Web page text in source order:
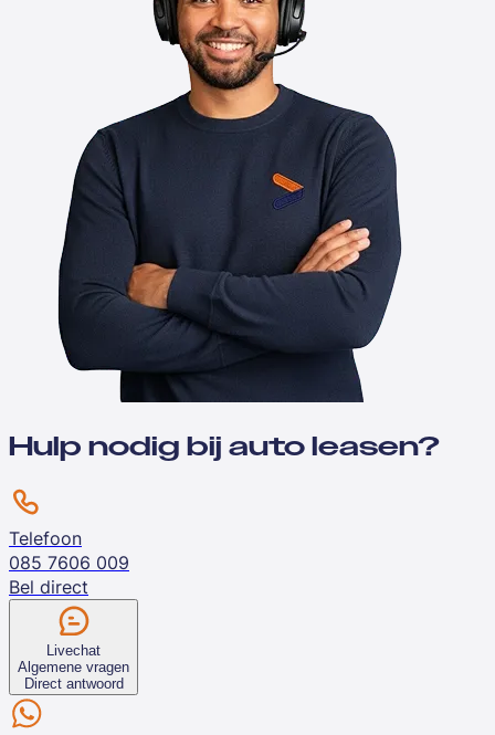
Hulp nodig bij auto leasen?
Telefoon
085 7606 009
Bel direct
Livechat
Algemene vragen
Direct antwoord